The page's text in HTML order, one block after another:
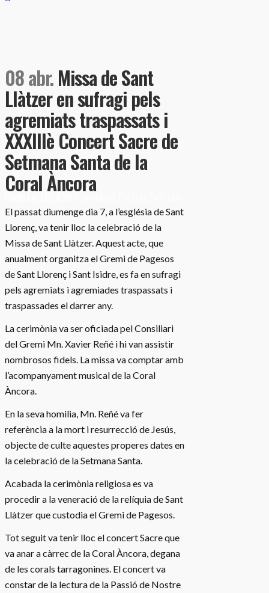
08 abr.Missa de Sant
Llàtzer en sufragi pels
agremiats traspassats i
XXXIIIè Concert Sacre de
Setmana Santa de la
Coral Àncora
Posted at 20:30hinComunicat
Setmana Santa byadm_gremi
El passat diumenge dia 7, a l’església de Sant
Llorenç, va tenir lloc la celebració de la
Missa de Sant Llàtzer. Aquest acte, que
anualment organitza el Gremi de Pagesos
de Sant Llorenç i Sant Isidre, es fa en sufragi
pels agremiats i agremiades traspassats i
traspassades el darrer any.
La cerimònia va ser oficiada pel Consiliari
del Gremi Mn. Xavier Reñé i hi van assistir
nombrosos fidels. La missa va comptar amb
l’acompanyament musical de la Coral
Àncora.
En la seva homilia, Mn. Reñé va fer
referència a la mort i resurrecció de Jesús,
objecte de culte aquestes properes dates en
la celebració de la Setmana Santa.
Acabada la cerimònia religiosa es va
procedir a la veneració de la relíquia de Sant
Llàtzer que custodia el Gremi de Pagesos.
Tot seguit va tenir lloc el concert Sacre que
va anar a càrrec de la Coral Àncora, degana
de les corals tarragonines. El concert va
constar de la lectura de la Passió de Nostre